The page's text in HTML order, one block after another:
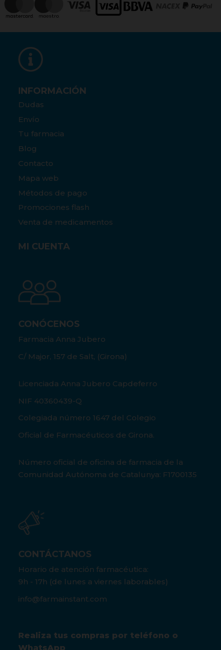
INFORMACIÓN
Dudas
Envío
Tu farmacia
Blog
Contacto
Mapa web
Métodos de pago
Promociones flash
Venta de medicamentos
MI CUENTA
CONÓCENOS
Farmacia Anna Jubero
C/ Major, 157 de Salt, (Girona)
Licenciada Anna Jubero Capdeferro
NIF 40360439-Q
Colegiada número 1647 del Colegio
Oficial de Farmacéuticos de Girona.
Número oficial de oficina de farmacia de la
Comunidad Autónoma de Catalunya: F1700135
CONTÁCTANOS
Horario de atención farmacéutica:
9h - 17h (de lunes a viernes laborables)
info@farmainstant.com
Realiza tus compras por teléfono o
WhatsApp